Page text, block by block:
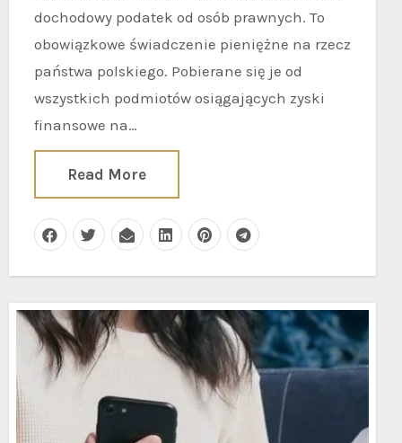
dochodowy podatek od osób prawnych. To
obowiązkowe świadczenie pieniężne na rzecz
państwa polskiego. Pobierane się je od
wszystkich podmiotów osiągających zyski
finansowe na…
Read More